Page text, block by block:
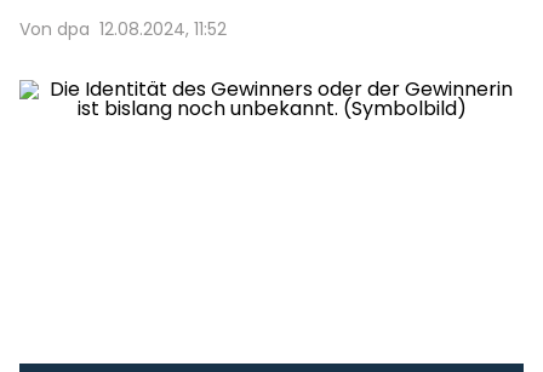
Von dpa 12.08.2024, 11:52